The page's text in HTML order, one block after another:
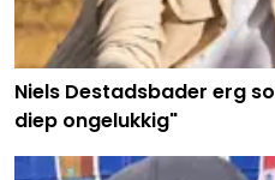
Niels Destadsbader erg
diep ongelukkig"